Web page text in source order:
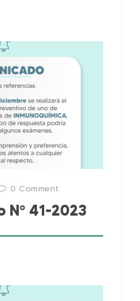
0 Comment
N° 41-2023